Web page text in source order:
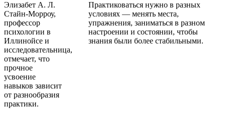
Элизабет А. Л.
Стайн-Морроу,
профессор
психологии в
Иллинойсе и
исследовательница,
отмечает, что
прочное
усвоение
навыков зависит
от разнообразия
практики.
Практиковаться нужно в разных
условиях — менять места,
упражнения, заниматься в разном
настроении и состоянии, чтобы
знания были более стабильными.